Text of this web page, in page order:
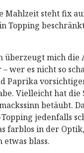
Mahlzeit steht fix
Topping
überzeugt mich die
wer es nicht so
Paprika
Vielleicht hat die
betäubt.
jedenfalls
farblos in der
etwas blass.